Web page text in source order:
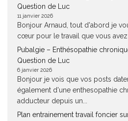
Question de Luc
11 janvier 2026
Bonjour Arnaud, tout d'abord je
cœur pour le travail que vous avez
Pubalgie – Enthésopathie
Question de Luc
6 janvier 2026
Bonjour je vois que vos posts
également d'une enthesopathie
adducteur depuis un...
Plan entrainement travail foncier